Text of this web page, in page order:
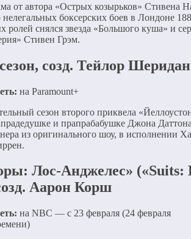
от автора «Острых козырьков» Стивена
боксерских боев в Лондоне
ролей снялся звезда «Большого куша» и
Стивен Грэм.
созд. Тейлор Шеридан
на Paramount+
сезон второго приквела
и прапрабабушке Джона
из оригинального шоу, в исполнении
Лос-Анджелес» («Suits:
Аарон Корш
на NBC — с 23 февраля (24 февраля